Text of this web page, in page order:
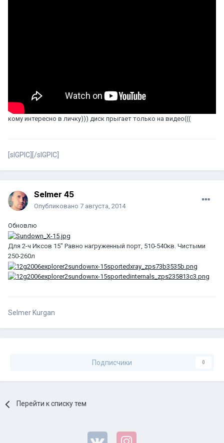
кому интересно в личку))) диск прыгает только на видео(((
[sIGPIC][/sIGPIC]
Selmer 45
Опубликовано 7 августа, 2014
Обновлю
Для 2-ч Иксов 15" Равно нагруженный порт, 510-540кв. Чистыми
250-260л
Selmer Kurgan
Подписчики 0
Перейти к списку тем